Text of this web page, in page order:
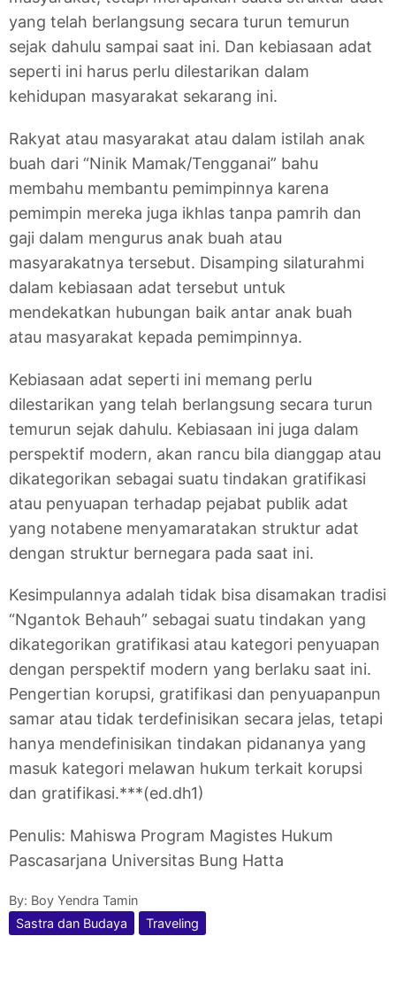
yang telah berlangsung secara turun temurun
sejak dahulu sampai saat ini. Dan kebiasaan adat
seperti ini harus perlu dilestarikan dalam
kehidupan masyarakat sekarang ini.
Rakyat atau masyarakat atau dalam istilah anak
buah dari “Ninik Mamak/Tengganai” bahu
membahu membantu pemimpinnya karena
pemimpin mereka juga ikhlas tanpa pamrih dan
gaji dalam mengurus anak buah atau
masyarakatnya tersebut. Disamping silaturahmi
dalam kebiasaan adat tersebut untuk
mendekatkan hubungan baik antar anak buah
atau masyarakat kepada pemimpinnya.
Kebiasaan adat seperti ini memang perlu
dilestarikan yang telah berlangsung secara turun
temurun sejak dahulu. Kebiasaan ini juga dalam
perspektif modern, akan rancu bila dianggap atau
dikategorikan sebagai suatu tindakan gratifikasi
atau penyuapan terhadap pejabat publik adat
yang notabene menyamaratakan struktur adat
dengan struktur bernegara pada saat ini.
Kesimpulannya adalah tidak bisa disamakan tradisi
“Ngantok Behauh” sebagai suatu tindakan yang
dikategorikan gratifikasi atau kategori penyuapan
dengan perspektif modern yang berlaku saat ini.
Pengertian korupsi, gratifikasi dan penyuapanpun
samar atau tidak terdefinisikan secara jelas, tetapi
hanya mendefinisikan tindakan pidananya yang
masuk kategori melawan hukum terkait korupsi
dan gratifikasi.***(ed.dh1)
Penulis: Mahiswa Program Magistes Hukum
Pascasarjana Universitas Bung Hatta
By: Boy Yendra Tamin
Sastra dan Budaya
Traveling